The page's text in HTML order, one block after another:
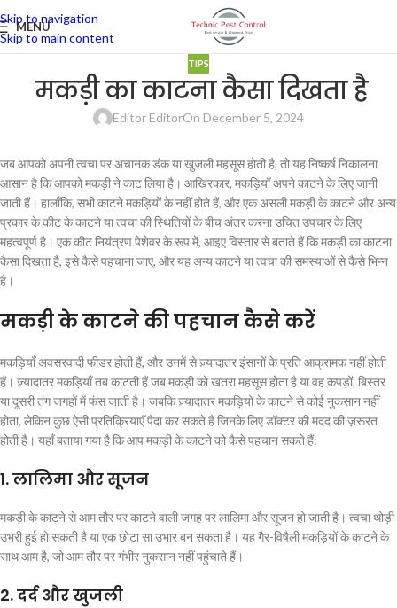
Skip to navigation
Skip to main content
MENU
TIPS
मकड़ी का काटना कैसा दिखता है
Editor EditorOn December 5, 2024
जब आपको अपनी त्वचा पर अचानक डंक या खुजली महसूस होती है, तो यह निष्कर्ष निकालना
आसान है कि आपको मकड़ी ने काट लिया है। आखिरकार, मकड़ियाँ अपने काटने के लिए जानी
जाती हैं। हालाँकि, सभी काटने मकड़ियों के नहीं होते हैं, और एक असली मकड़ी के काटने और अन्य
प्रकार के कीट के काटने या त्वचा की स्थितियों के बीच अंतर करना उचित उपचार के लिए
महत्वपूर्ण है। एक कीट नियंत्रण पेशेवर के रूप में, आइए विस्तार से बताते हैं कि मकड़ी का काटना
कैसा दिखता है, इसे कैसे पहचाना जाए, और यह अन्य काटने या त्वचा की समस्याओं से कैसे भिन्न
है।
मकड़ी के काटने की पहचान कैसे करें
मकड़ियाँ अवसरवादी फीडर होती हैं, और उनमें से ज़्यादातर इंसानों के प्रति आक्रामक नहीं होती
हैं। ज़्यादातर मकड़ियाँ तब काटती हैं जब मकड़ी को खतरा महसूस होता है या वह कपड़ों, बिस्तर
या दूसरी तंग जगहों में फंस जाती है। जबकि ज़्यादातर मकड़ियों के काटने से कोई नुकसान नहीं
होता, लेकिन कुछ ऐसी प्रतिक्रियाएँ पैदा कर सकते हैं जिनके लिए डॉक्टर की मदद की ज़रूरत
होती है। यहाँ बताया गया है कि आप मकड़ी के काटने को कैसे पहचान सकते हैं:
1.लालिमा और सूजन
मकड़ी के काटने से आम तौर पर काटने वाली जगह पर लालिमा और सूजन हो जाती है। त्वचा थोड़ी
उभरी हुई हो सकती है या एक छोटा सा उभार बन सकता है। यह गैर-विषैली मकड़ियों के काटने के
साथ आम है, जो आम तौर पर गंभीर नुकसान नहीं पहुंचाते हैं।
2.दर्द और खुजली